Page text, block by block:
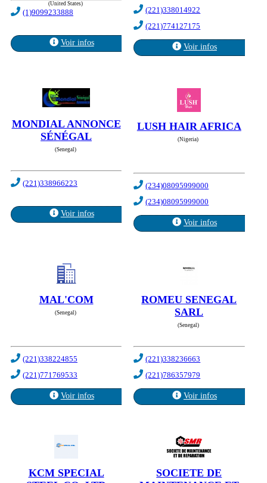
(United States)
(1)9099233888
Voir infos
(221)338014922
(221)774127175
Voir infos
MONDIAL ANNONCE
SÉNÉGAL
(Senegal)
(221)338966223
Voir infos
LUSH HAIR AFRICA
(Nigeria)
(234)08095999000
(234)08095999000
Voir infos
MAL'COM
(Senegal)
(221)338224855
(221)771769533
Voir infos
ROMEU SENEGAL
SARL
(Senegal)
(221)338236663
(221)786357979
Voir infos
KCM SPECIAL
SOCIETE DE